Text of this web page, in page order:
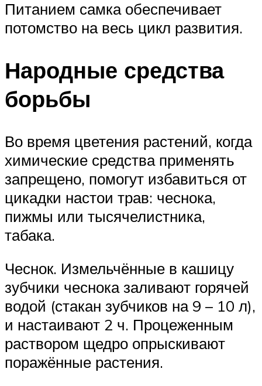
Питанием самка обеспечивает
потомство на весь цикл развития.
Народные средства
борьбы
Во время цветения растений, когда
химические средства применять
запрещено, помогут избавиться от
цикадки настои трав: чеснока,
пижмы или тысячелистника,
табака.
Чеснок. Измельчённые в кашицу
зубчики чеснока заливают горячей
водой (стакан зубчиков на 9 – 10 л),
и настаивают 2 ч. Процеженным
раствором щедро опрыскивают
поражённые растения.